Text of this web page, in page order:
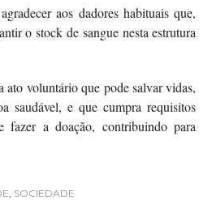
aos dadores habituais que,
o stock de sangue nesta estrutura
ato voluntário que pode salvar vidas,
saudável, e que cumpra requisitos
fazer a doação, contribuindo para
, SOCIEDADE